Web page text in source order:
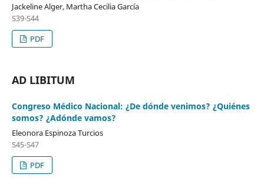
Jackeline Alger, Martha Cecilia García
S39-S44
PDF
AD LIBITUM
Congreso Médico Nacional: ¿De dónde venimos? ¿Quiénes
somos? ¿Adónde vamos?
Eleonora Espinoza Turcios
S45-S47
PDF